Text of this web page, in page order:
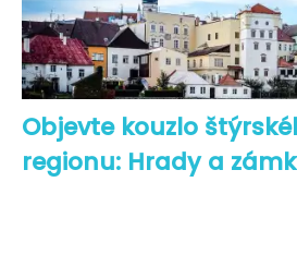
Objevte kouzlo
regionu: Hrady a